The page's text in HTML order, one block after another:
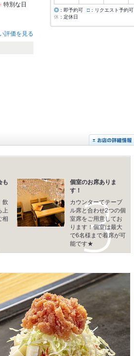
特別な日
評価を見る
◎ ：即予約可 □ ：リクエスト予約可
休 ：定休日
も
飲
上
相
個室のお席ありま
す！
カウンターてテーブ
ル席と合わせ2つの個
室席をご用意してお
ります！個室は最大
で6名様まで着席が可
能です★